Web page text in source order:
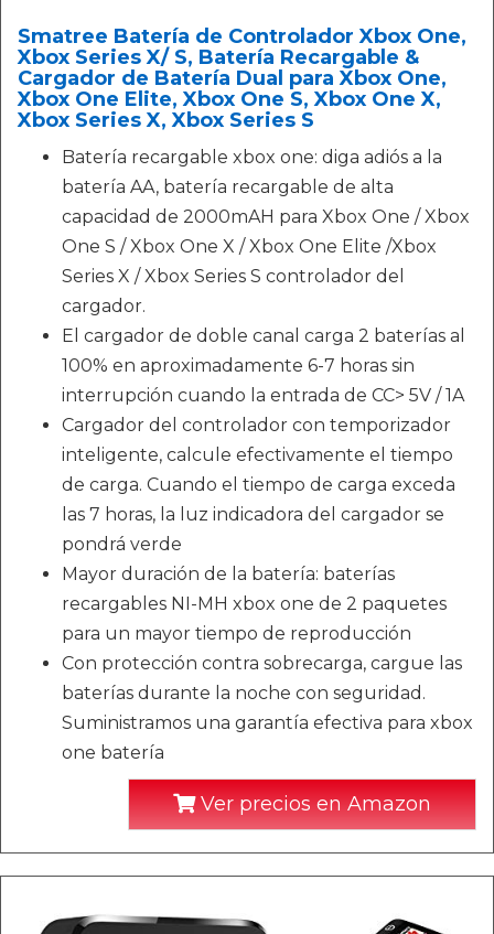
Smatree Batería de Controlador Xbox One,
Xbox Series X/ S, Batería Recargable &
Cargador de Batería Dual para Xbox One,
Xbox One Elite, Xbox One S, Xbox One X,
Xbox Series X, Xbox Series S
Batería recargable xbox one: diga adiós a la
batería AA, batería recargable de alta
capacidad de 2000mAH para Xbox One / Xbox
One S / Xbox One X / Xbox One Elite /Xbox
Series X / Xbox Series S controlador del
cargador.
El cargador de doble canal carga 2 baterías al
100% en aproximadamente 6-7 horas sin
interrupción cuando la entrada de CC> 5V / 1A
Cargador del controlador con temporizador
inteligente, calcule efectivamente el tiempo
de carga. Cuando el tiempo de carga exceda
las 7 horas, la luz indicadora del cargador se
pondrá verde
Mayor duración de la batería: baterías
recargables NI-MH xbox one de 2 paquetes
para un mayor tiempo de reproducción
Con protección contra sobrecarga, cargue las
baterías durante la noche con seguridad.
Suministramos una garantía efectiva para xbox
one batería
Ver precios en Amazon